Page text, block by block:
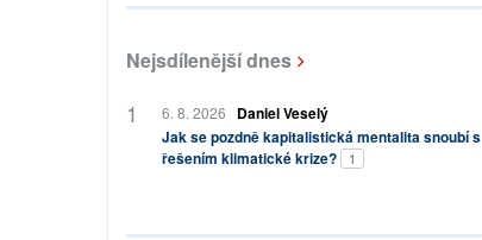
Nejsdílenější dnes
6. 8. 2026
Daniel Veselý
Jak se pozdně kapitalistická mentalita snoubí s
řešením klimatické krize?
1